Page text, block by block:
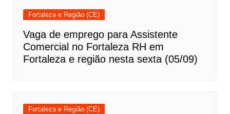
Fortaleza e Região (CE)
Vaga de emprego para Assistente
Comercial no Fortaleza RH em
Fortaleza e região nesta sexta (05/09)
Fortaleza e Região (CE)